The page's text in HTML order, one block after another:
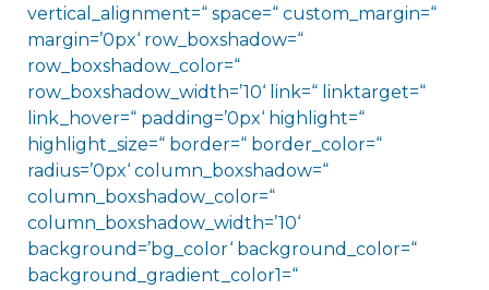
vertical_alignment=“ space=“ custom_margin=“
margin=’0px‘ row_boxshadow=“
row_boxshadow_color=“
row_boxshadow_width=’10‘ link=“ linktarget=“
link_hover=“ padding=’0px‘ highlight=“
highlight_size=“ border=“ border_color=“
radius=’0px‘ column_boxshadow=“
column_boxshadow_color=“
column_boxshadow_width=’10‘
background=’bg_color‘ background_color=“
background_gradient_color1=“